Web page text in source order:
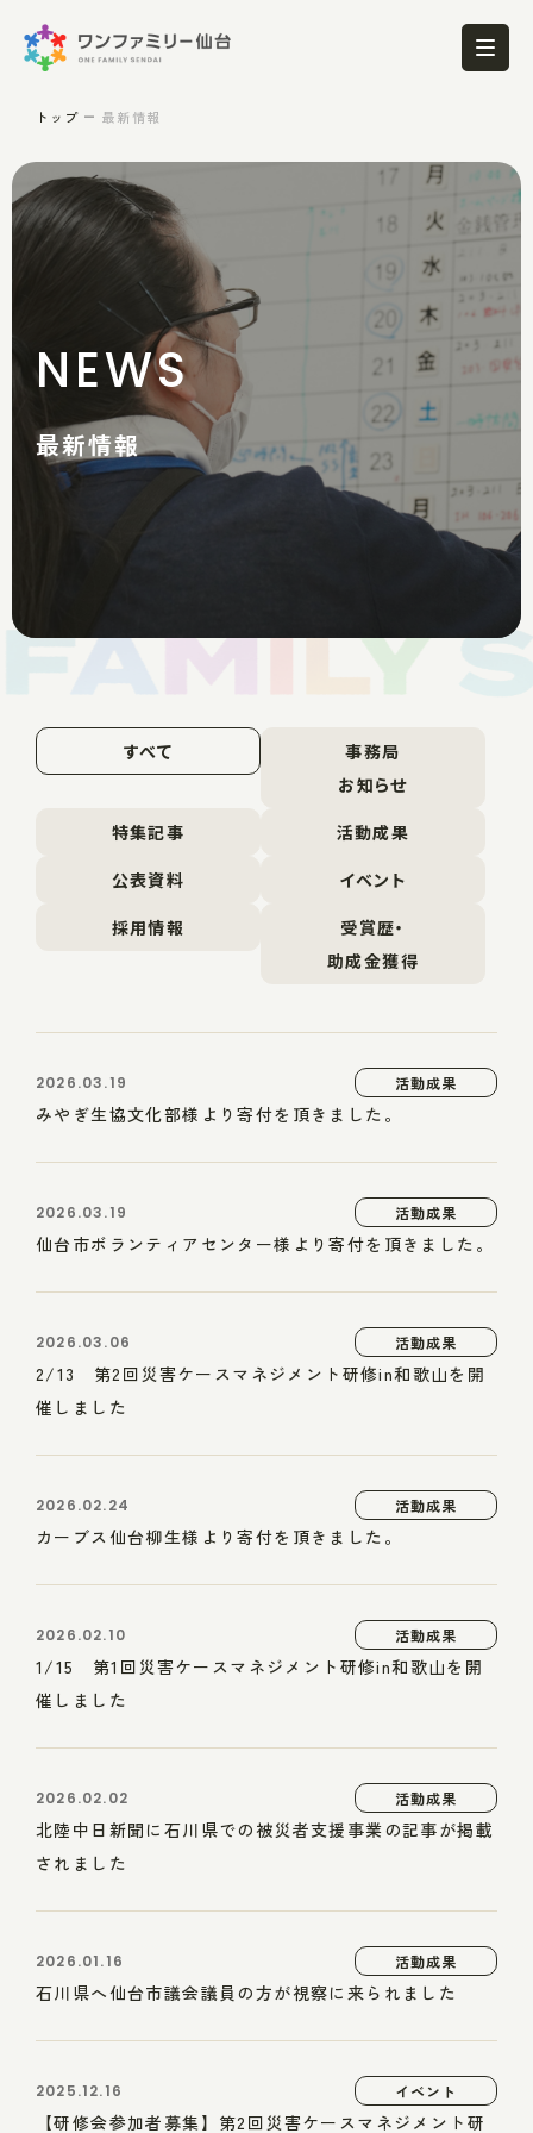
トップ 最新情報
NEWS
最新情報
すべて
事務局
お知らせ
特集記事
活動成果
公表資料
イベント
採用情報
受賞歴・
助成金獲得
2026.03.19 活動成果
みやぎ生協文化部様より寄付を頂きました。
2026.03.19 活動成果
仙台市ボランティアセンター様より寄付を頂きました。
2026.03.06 活動成果
2/13 第2回災害ケースマネジメント研修in和歌山を開
催しました
2026.02.24 活動成果
カーブス仙台柳生様より寄付を頂きました。
2026.02.10 活動成果
1/15 第1回災害ケースマネジメント研修in和歌山を開
催しました
2026.02.02 活動成果
北陸中日新聞に石川県での被災者支援事業の記事が掲載
されました
2026.01.16 活動成果
石川県へ仙台市議会議員の方が視察に来られました
2025.12.16 イベント
【研修会参加者募集】第2回災害ケースマネジメント研